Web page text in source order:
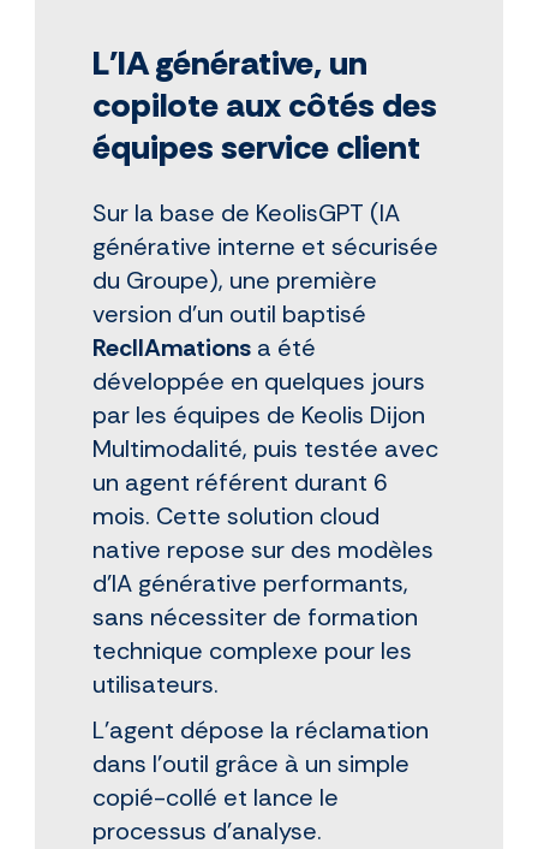
L'IA générative, un
copilote aux côtés des
équipes service client
Sur la base de KeolisGPT (IA
générative interne et sécurisée
du Groupe), une première
version d’un outil baptisé
ReclIAmations a été
développée en quelques jours
par les équipes de Keolis Dijon
Multimodalité, puis testée avec
un agent référent durant 6
mois. Cette solution cloud
native repose sur des modèles
d'IA générative performants,
sans nécessiter de formation
technique complexe pour les
utilisateurs.
L'agent dépose la réclamation
dans l'outil grâce à un simple
copié-collé et lance le
processus d'analyse.